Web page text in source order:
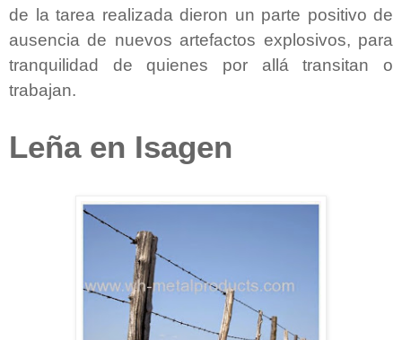
de la tarea realizada dieron un parte positivo de
ausencia de nuevos artefactos explosivos, para
tranquilidad de quienes por allá transitan o
trabajan.
Leña en Isagen